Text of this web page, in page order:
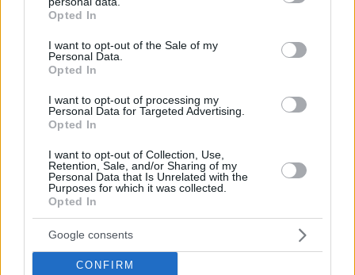
grant or deny consent to Google and its third-party tags to
use your data for below specified purposes in below Google
consent section.
Opted In
I want to opt-out of the Sale of my
Personal Data.
Opted In
I want to opt-out of processing my
Personal Data for Targeted Advertising.
Opted In
I want to opt-out of Collection, Use,
Retention, Sale, and/or Sharing of my
Personal Data that Is Unrelated with the
Purposes for which it was collected.
Opted In
Google consents
CONFIRM
Το μέλλον της τεχνολογίας
27.07.2026, 06:00
Η Smart φοιτητική κατοικία στην καρδιά της Αθήνας
03.08.2026, 10:56
26.07.2026, 09:54